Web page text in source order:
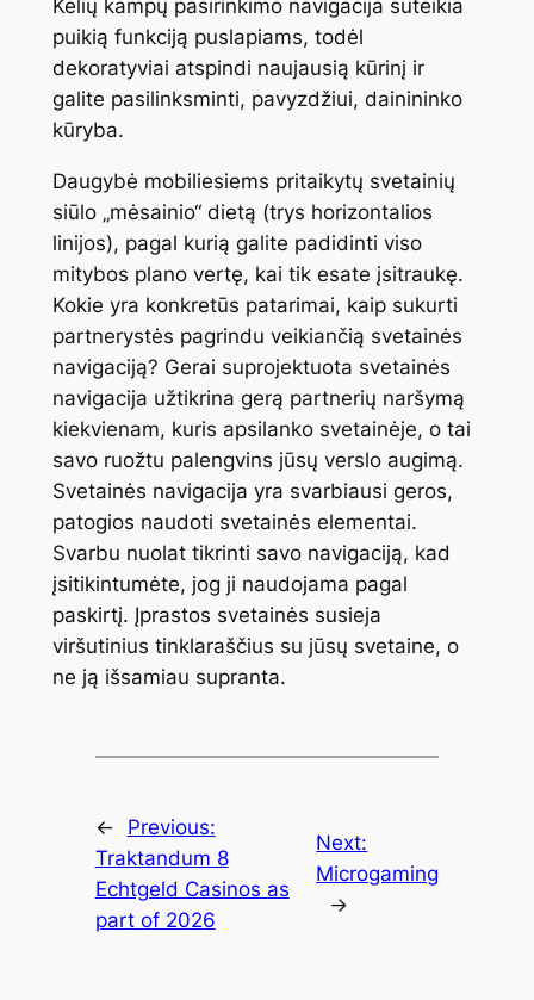
Kelių kampų pasirinkimo navigacija suteikia
puikią funkciją puslapiams, todėl
dekoratyviai atspindi naujausią kūrinį ir
galite pasilinksminti, pavyzdžiui, dainininko
kūryba.
Daugybė mobiliesiems pritaikytų svetainių
siūlo „mėsainio“ dietą (trys horizontalios
linijos), pagal kurią galite padidinti viso
mitybos plano vertę, kai tik esate įsitraukę.
Kokie yra konkretūs patarimai, kaip sukurti
partnerystės pagrindu veikiančią svetainės
navigaciją? Gerai suprojektuota svetainės
navigacija užtikrina gerą partnerių naršymą
kiekvienam, kuris apsilanko svetainėje, o tai
savo ruožtu palengvins jūsų verslo augimą.
Svetainės navigacija yra svarbiausi geros,
patogios naudoti svetainės elementai.
Svarbu nuolat tikrinti savo navigaciją, kad
įsitikintumėte, jog ji naudojama pagal
paskirtį. Įprastos svetainės susieja
viršutinius tinklaraščius su jūsų svetaine, o
ne ją išsamiau supranta.
←
Previous:
Traktandum 8
Echtgeld Casinos as
part of 2026
Next:
Microgaming
→